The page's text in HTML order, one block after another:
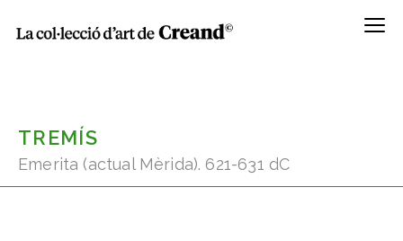
Menú
TREMÍS
Emerita (actual Mèrida). 621-631 dC